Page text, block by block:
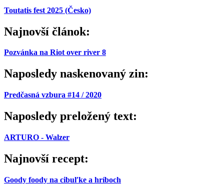
Toutatis fest 2025 (Česko)
Najnovší článok:
Pozvánka na Riot over river 8
Naposledy naskenovaný zin:
Predčasná vzbura #14 / 2020
Naposledy preložený text:
ARTURO - Walzer
Najnovší recept:
Goody foody na cibuľke a hríboch